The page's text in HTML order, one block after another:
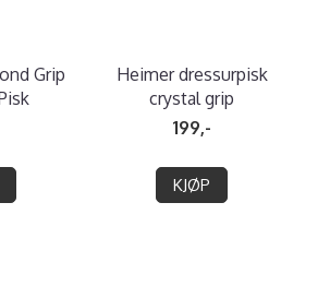
Grip
Heimer dressurpisk
crystal grip
199,-
KJØP